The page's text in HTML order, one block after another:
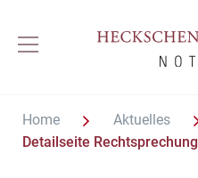
Home Aktuelles
Detailseite Rechtsprechung